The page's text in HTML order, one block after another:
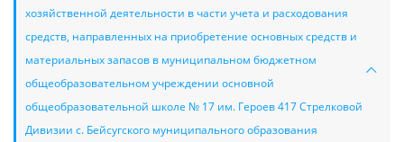
хозяйственной деятельности в части учета и расходования
средств, направленных на приобретение основных средств и
материальных запасов в муниципальном бюджетном
общеобразовательном учреждении основной
общеобразовательной школе № 17 им. Героев 417 Стрелковой
Дивизии с. Бейсугского муниципального образования